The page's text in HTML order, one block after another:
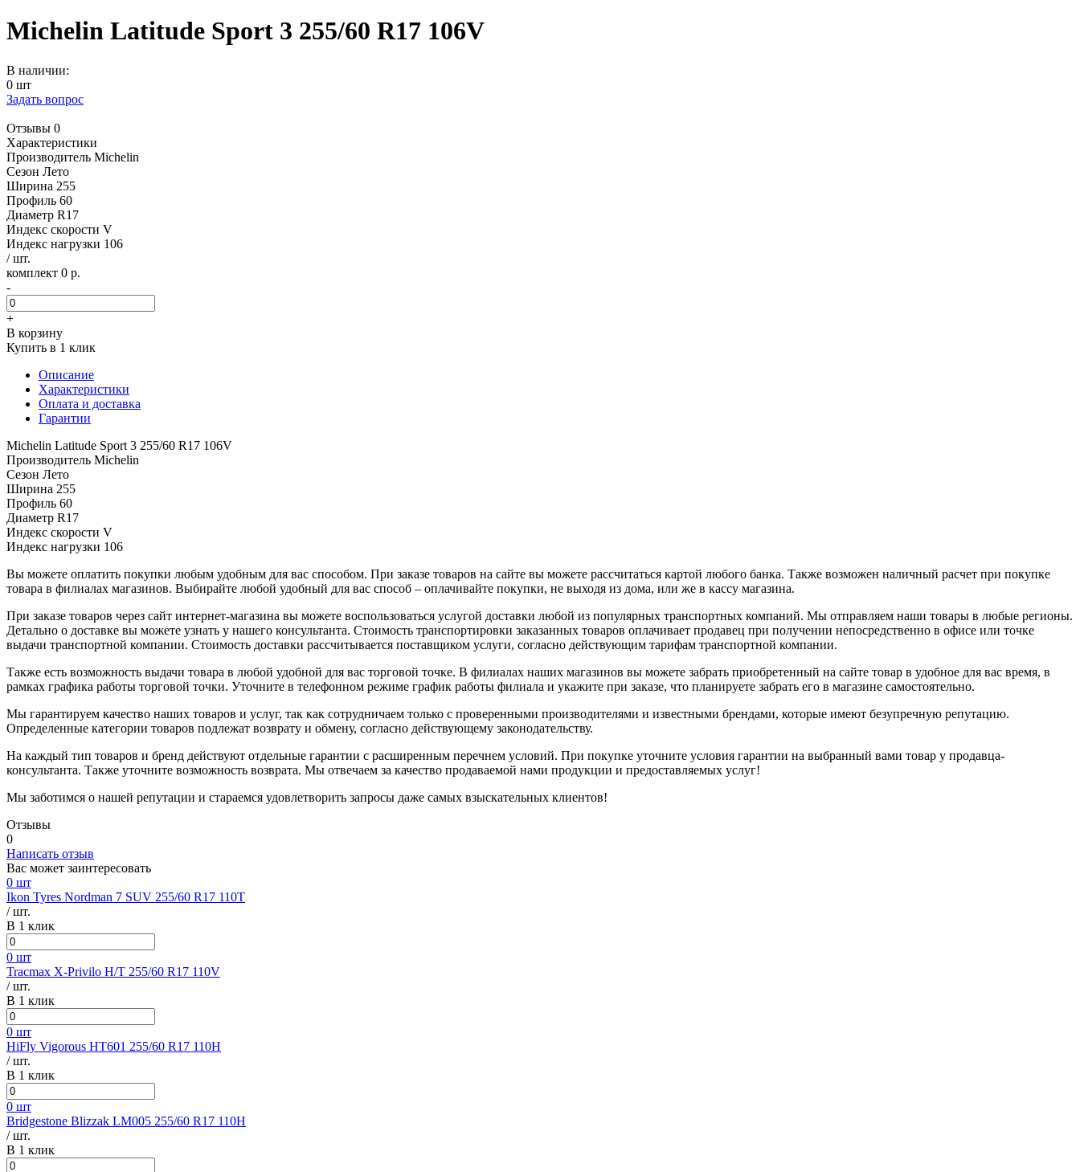
Michelin Latitude Sport 3 255/60 R17 106V
В наличии:
0 шт
Задать вопрос
Отзывы 0
Характеристики
Производитель Michelin
Сезон Лето
Ширина 255
Профиль 60
Диаметр R17
Индекс скорости V
Индекс нагрузки 106
/ шт.
комплект 0 р.
-
+
В корзину
Купить в 1 клик
Описание
Характеристики
Оплата и доставка
Гарантии
Michelin Latitude Sport 3 255/60 R17 106V
Производитель Michelin
Сезон Лето
Ширина 255
Профиль 60
Диаметр R17
Индекс скорости V
Индекс нагрузки 106
Вы можете оплатить покупки любым удобным для вас способом. При заказе товаров на сайте вы можете рассчитаться картой любого банка. Также возможен наличный расчет при покупке
товара в филиалах магазинов. Выбирайте любой удобный для вас способ – оплачивайте покупки, не выходя из дома, или же в кассу магазина.
При заказе товаров через сайт интернет-магазина вы можете воспользоваться услугой доставки любой из популярных транспортных компаний. Мы отправляем наши товары в любые регионы.
Детально о доставке вы можете узнать у нашего консультанта. Стоимость транспортировки заказанных товаров оплачивает продавец при получении непосредственно в офисе или точке
выдачи транспортной компании. Стоимость доставки рассчитывается поставщиком услуги, согласно действующим тарифам транспортной компании.
Также есть возможность выдачи товара в любой удобной для вас торговой точке. В филиалах наших магазинов вы можете забрать приобретенный на сайте товар в удобное для вас время, в
рамках графика работы торговой точки. Уточните в телефонном режиме график работы филиала и укажите при заказе, что планируете забрать его в магазине самостоятельно.
Мы гарантируем качество наших товаров и услуг, так как сотрудничаем только с проверенными производителями и известными брендами, которые имеют безупречную репутацию.
Определенные категории товаров подлежат возврату и обмену, согласно действующему законодательству.
На каждый тип товаров и бренд действуют отдельные гарантии с расширенным перечнем условий. При покупке уточните условия гарантии на выбранный вами товар у продавца-
консультанта. Также уточните возможность возврата. Мы отвечаем за качество продаваемой нами продукции и предоставляемых услуг!
Мы заботимся о нашей репутации и стараемся удовлетворить запросы даже самых взыскательных клиентов!
Отзывы
0
Написать отзыв
Вас может заинтересовать
0 шт
Ikon Tyres Nordman 7 SUV 255/60 R17 110T
/ шт.
В 1 клик
0 шт
Tracmax X-Privilo H/T 255/60 R17 110V
/ шт.
В 1 клик
0 шт
HiFly Vigorous HT601 255/60 R17 110H
/ шт.
В 1 клик
0 шт
Bridgestone Blizzak LM005 255/60 R17 110H
/ шт.
В 1 клик